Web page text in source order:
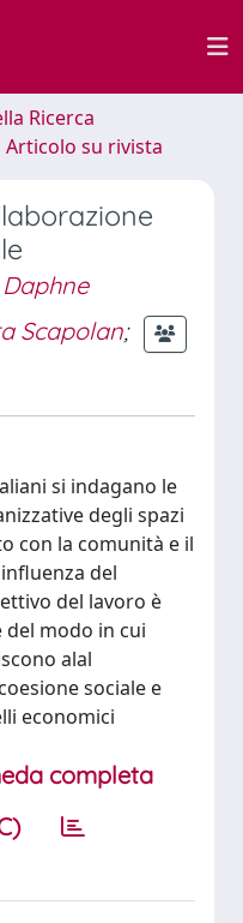
Ricerca
Articolo su rivista
Daphne
Scapolan;
si indagano le
degli spazi
con la comunità e il
del
del lavoro è
modo in cui
alal
sociale e
economici
completa